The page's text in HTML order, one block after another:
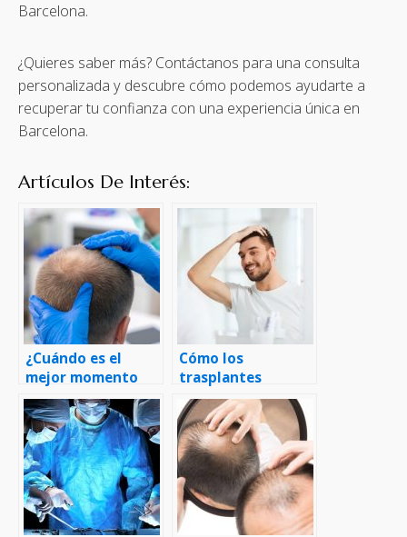
Barcelona.
¿Quieres saber más? Contáctanos para una consulta
personalizada y descubre cómo podemos ayudarte a
recuperar tu confianza con una experiencia única en
Barcelona.
Artículos De Interés:
¿Cuándo es el
mejor momento
para realizarse un
trasplante capilar?
Cómo los
trasplantes
capilares pueden
mejorar la
apariencia facial